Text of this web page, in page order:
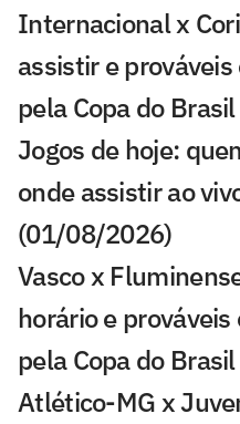
Internacional x
assistir e
pela Copa do Brasil
Jogos de hoje:
onde assistir ao
(01/08/2026)
Vasco x
horário e
pela Copa do Brasil
Atlético-MG x